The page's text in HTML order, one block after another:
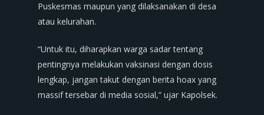
Puskesmas maupun yang dilaksanakan di desa
atau kelurahan.
“Untuk itu, diharapkan warga sadar tentang
pentingnya melakukan vaksinasi dengan dosis
lengkap, jangan takut dengan berita hoax yang
massif tersebar di media sosial,” ujar Kapolsek.